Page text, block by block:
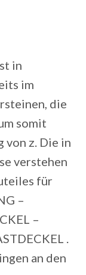
in
im
die
somit
von z. Die in
verstehen
für
–
–
.
an den